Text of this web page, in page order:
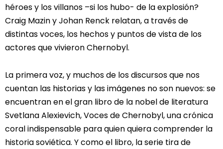
héroes y los villanos –si los hubo- de la explosión?
Craig Mazin y Johan Renck relatan, a través de
distintas voces, los hechos y puntos de vista de los
actores que vivieron Chernobyl.
La primera voz, y muchos de los discursos que nos
cuentan las historias y las imágenes no son nuevos: se
encuentran en el gran libro de la nobel de literatura
Svetlana Alexievich, Voces de Chernobyl, una crónica
coral indispensable para quien quiera comprender la
historia soviética. Y como el libro, la serie tira de